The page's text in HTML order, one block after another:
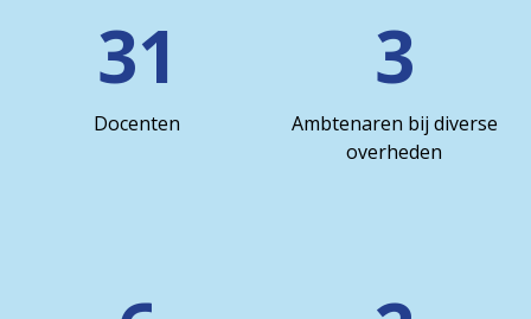
31
Docenten
3
Ambtenaren bij diverse
overheden